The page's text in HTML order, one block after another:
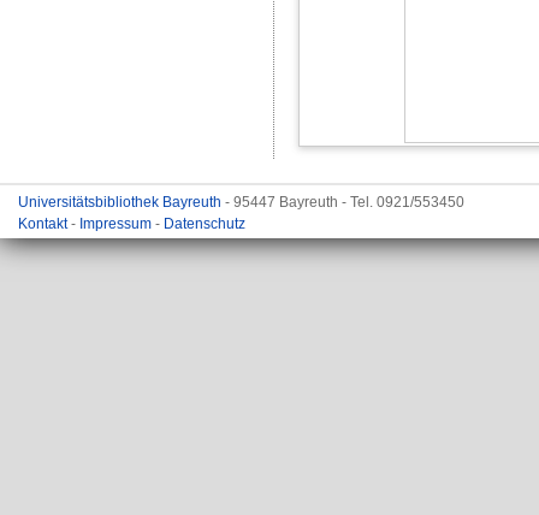
Universitätsbibliothek Bayreuth - 95447 Bayreuth - Tel. 0921/553450
Kontakt- Impressum - Datenschutz